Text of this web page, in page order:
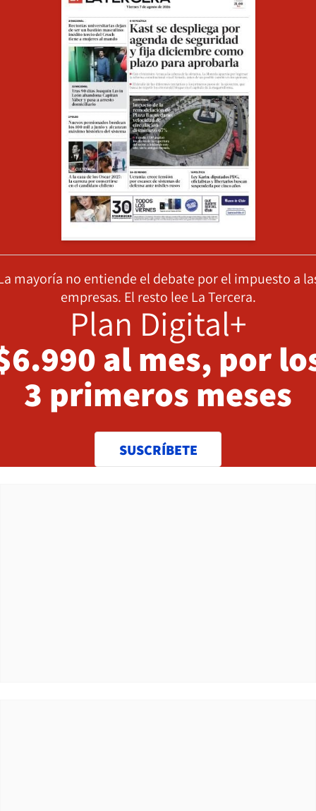
mayoría no entiende el debate por el impuesto a
empresas. El resto lee La Tercera.
Plan Digital+
al mes, por
3 primeros meses
SUSCRÍBETE